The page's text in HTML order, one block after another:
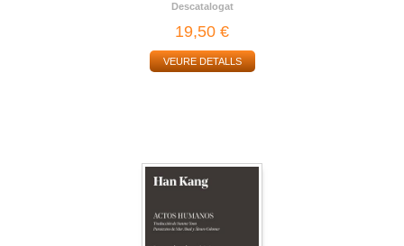
Descatalogat
19,50 €
VEURE DETALLS